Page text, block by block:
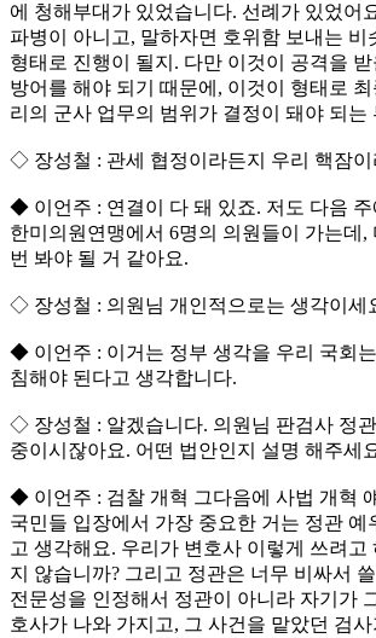
에 청해부대가 있었습니다. 선례가 있었어
파병이 아니고, 말하자면 호위함 보내는 비
형태로 진행이 될지. 다만 이것이 공격을
방어를 해야 되기 때문에, 이것이 형태로
리의 군사 업무의 범위가 결정이 돼야 되는
◇ 장성철 : 관세 협정이라든지 우리 핵잠이
◆ 이언주 : 연결이 다 돼 있죠. 저도 다음
한미의원연맹에서 6명의 의원들이 가는데,
번 봐야 될 거 같아요.
◇ 장성철 : 의원님 개인적으로는 생각이세
◆ 이언주 : 이거는 정부 생각을 우리 국회
침해야 된다고 생각합니다.
◇ 장성철 : 알겠습니다. 의원님 판검사 정관
중이시잖아요. 어떤 법안인지 설명 해주세
◆ 이언주 : 검찰 개혁 그다음에 사법 개혁
국민들 입장에서 가장 중요한 거는 정관 예
고 생각해요. 우리가 변호사 이렇게 쓰려고
지 않습니까? 그리고 정관은 너무 비싸서
전문성을 인정해서 정관이 아니라 자기가
호사가 나와 가지고, 그 사건을 맡았던 검